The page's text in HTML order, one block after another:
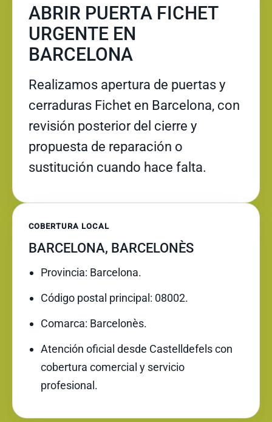
ABRIR PUERTA FICHET
URGENTE EN
BARCELONA
Realizamos apertura de puertas y
cerraduras Fichet en Barcelona, con
revisión posterior del cierre y
propuesta de reparación o
sustitución cuando hace falta.
COBERTURA LOCAL
BARCELONA, BARCELONÈS
Provincia: Barcelona.
Código postal principal: 08002.
Comarca: Barcelonès.
Atención oficial desde Castelldefels con
cobertura comercial y servicio
profesional.